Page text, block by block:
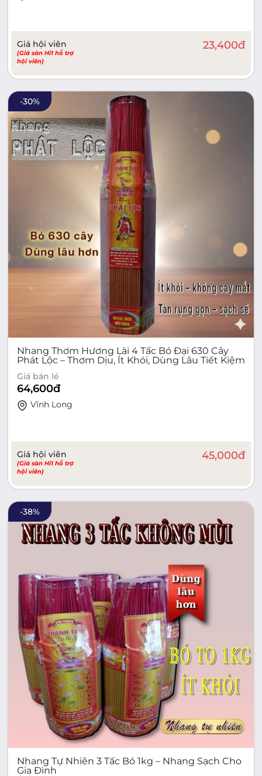
Giá hội viên
(Giá sàn Hi1 hỗ trợ
hội viên)
23,400đ
-30%
Nhang Thơm Hương Lài 4 Tấc Bó Đại 630 Cây
Phát Lộc – Thơm Dịu, Ít Khói, Dùng Lâu Tiết Kiệm
Giá bán lẻ
64,600đ
Vĩnh Long
Giá hội viên
(Giá sàn Hi1 hỗ trợ
hội viên)
45,000đ
-38%
Nhang Tự Nhiên 3 Tấc Bó 1kg – Nhang Sạch Cho
Gia Đình